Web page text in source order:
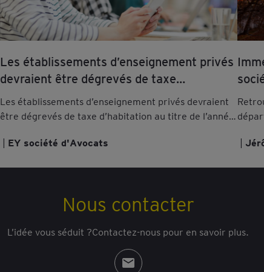
Les établissements d’enseignement privés
devraient être dégrevés de taxe
d’habitation au titre de l’année 2023
Les établissements d’enseignement privés devraient
être dégrevés de taxe d’habitation au titre de l’année
EY société d'Avocats
de
Nous contacter
L’idée vous séduit ?Contactez-nous pour en savoir plus.